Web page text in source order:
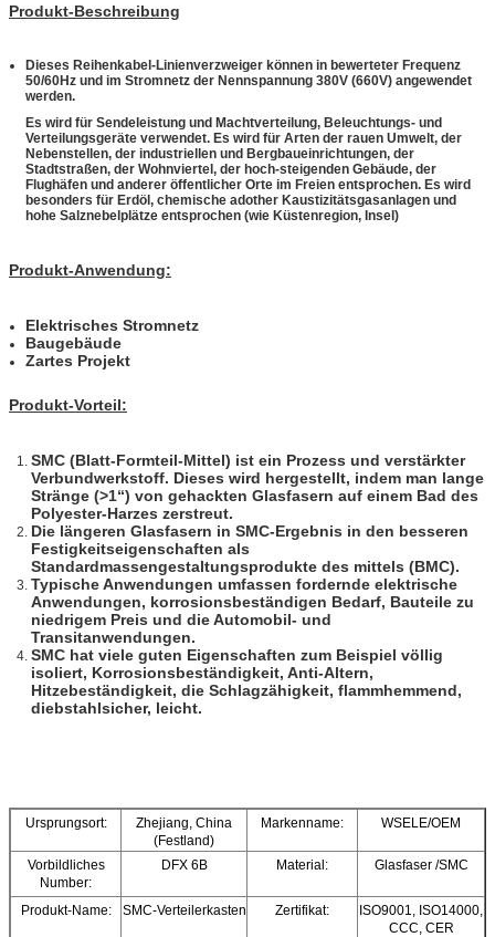
Produkt-Beschreibung
Dieses Reihenkabel-Linienverzweiger können in bewerteter Frequenz
50/60Hz und im Stromnetz der Nennspannung 380V (660V) angewendet
werden.
Es wird für Sendeleistung und Machtverteilung, Beleuchtungs- und
Verteilungsgeräte verwendet. Es wird für Arten der rauen Umwelt, der
Nebenstellen, der industriellen und Bergbaueinrichtungen, der
Stadtstraßen, der Wohnviertel, der hoch-steigenden Gebäude, der
Flughäfen und anderer öffentlicher Orte im Freien entsprochen. Es wird
besonders für Erdöl, chemische adother Kaustizitätsgasanlagen und
hohe Salznebelplätze entsprochen (wie Küstenregion, Insel)
Produkt-Anwendung:
Elektrisches Stromnetz
Baugebäude
Zartes Projekt
Produkt-Vorteil:
SMC (Blatt-Formteil-Mittel) ist ein Prozess und verstärkter
Verbundwerkstoff. Dieses wird hergestellt, indem man lange
Stränge (>1“) von gehackten Glasfasern auf einem Bad des
Polyester-Harzes zerstreut.
Die längeren Glasfasern in SMC-Ergebnis in den besseren
Festigkeitseigenschaften als
Standardmassengestaltungsprodukte des mittels (BMC).
Typische Anwendungen umfassen fordernde elektrische
Anwendungen, korrosionsbeständigen Bedarf, Bauteile zu
niedrigem Preis und die Automobil- und
Transitanwendungen.
SMC hat viele guten Eigenschaften zum Beispiel völlig
isoliert, Korrosionsbeständigkeit, Anti-Altern,
Hitzebeständigkeit, die Schlagzähigkeit, flammhemmend,
diebstahlsicher, leicht.
Ursprungsort:
Zhejiang, China
(Festland)
Markenname: WSELE/OEM
Vorbildliches
Number:
DFX 6B Material: Glasfaser /SMC
Produkt-Name: SMC-Verteilerkasten Zertifikat:
ISO9001, ISO14000,
CCC, CER